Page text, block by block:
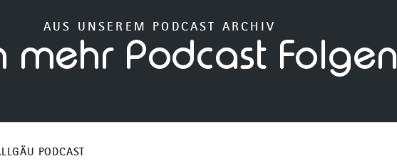
AUS UNSEREM PODCAST ARCHIV
mehr Podcast Folgen
PODCAST